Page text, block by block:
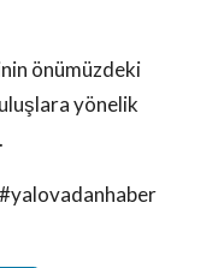
önümüzdeki
yönelik